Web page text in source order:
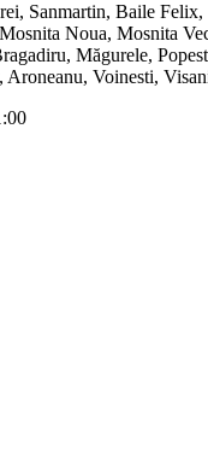
Sanmartin, Baile
Noua, Mosnita
Măgurele,
Voinesti,